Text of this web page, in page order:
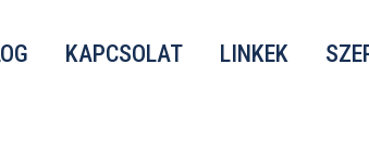
KAPCSOLAT LINKEK